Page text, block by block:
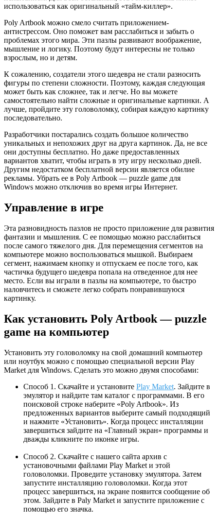
использоваться как оригинальный «тайм-киллер».
Poly Artbook можно смело считать приложением-
антистрессом. Оно поможет вам расслабиться и забыть о
проблемах этого мира. Эти пазлы развивают воображение,
мышление и логику. Поэтому будут интересны не только
взрослым, но и детям.
К сожалению, создатели этого шедевра не стали разносить
фигуры по степени сложности. Поэтому, каждая следующая
может быть как сложнее, так и легче. Но вы можете
самостоятельно найти сложные и оригинальные картинки. А
лучше, пройдите эту головоломку, собирая каждую картинку
последовательно.
Разработчики постарались создать большое количество
уникальных и непохожих друг на друга картинок. Да, не все
они доступны бесплатно. Но даже предоставленных
вариантов хватит, чтобы играть в эту игру несколько дней.
Другим недостатком бесплатной версии является обилие
рекламы. Убрать ее в Poly Artbook — puzzle game для
Windows можно отключив во время игры Интернет.
Управление в игре
Эта разновидность пазлов не просто приложение для развития
фантазии и мышления. С ее помощью можно расслабиться
после самого тяжелого дня. Для перемещения сегментов на
компьютере можно воспользоваться мышкой. Выбираем
сегмент, нажимаем кнопку и отпускаем ее после того, как
частичка будущего шедевра попала на отведенное для нее
место. Если вы играли в пазлы на компьютере, то быстро
наловчитесь и сможете легко собрать понравившуюся
картинку.
Как установить Poly Artbook — puzzle
game на компьютер
Установить эту головоломку на свой домашний компьютер
или ноутбук можно с помощью специальной версии Play
Market для Windows. Сделать это можно двумя способами:
Способ 1. Скачайте и установите Play Market. Зайдите в
эмулятор и найдите там каталог с программами. В его
поисковой строке наберите «Poly Artbook». Из
предложенных вариантов выберите самый подходящий
и нажмите «Установить». Когда процесс инсталляции
завершиться зайдите на «Главный экран» программы и
дважды кликните по иконке игры.
Способ 2. Скачайте с нашего сайта архив с
установочными файлами Play Market и этой
головоломки. Проведите установку эмулятора. Затем
запустите инсталляцию головоломки. Когда этот
процесс завершиться, на экране появится сообщение об
этом. Зайдите в Paly Market и запустите приложение с
помощью его значка.